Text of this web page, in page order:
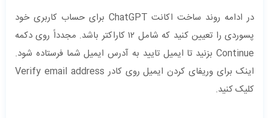
در ادامه روند ساخت اکانت ChatGPT برای حساب کاربری خود
پسوردی را تعیین کنید که شامل ۱۲ کاراکتر باشد. مجدداً روی دکمه
Continue بزنید تا ایمیل تایید به آدرس ایمیل شما فرستاده شود.
اینک برای وریفای کردن ایمیل روی کادر Verify email address
کلیک کنید.